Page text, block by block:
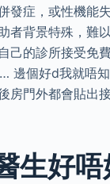
發症，或性機能
者背景特殊，難
己的診所接受免
邊個好d我就唔
房門外都會貼出
生好